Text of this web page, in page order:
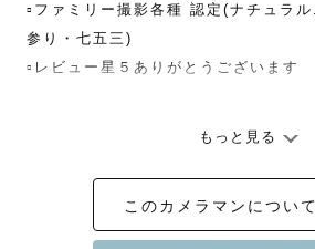
▫️ファミリー撮影各種 認定(ナチュラ
参り・七五三)
▫️レビュー星５ありがとうございます
写真を見返すと、景色だけではなく、
出すことができます。
もっと見る
このカメラマンについ